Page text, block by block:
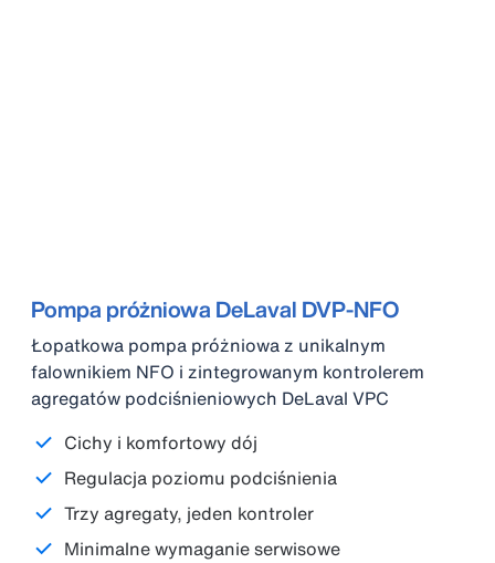
Pompa próżniowa DeLaval DVP-NFO
Łopatkowa pompa próżniowa z unikalnym
falownikiem NFO i zintegrowanym kontrolerem
agregatów podciśnieniowych DeLaval VPC
Cichy i komfortowy dój
Regulacja poziomu podciśnienia
Trzy agregaty, jeden kontroler
Minimalne wymaganie serwisowe